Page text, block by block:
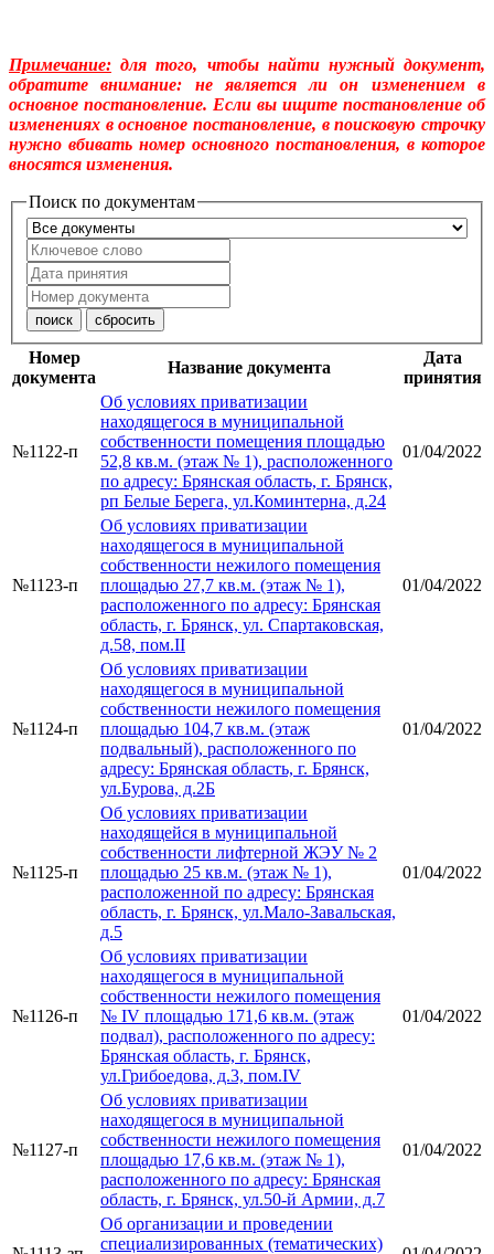
Примечание: для того, чтобы найти нужный документ,
обратите внимание: не является ли он изменением в
основное постановление. Если вы ищите постановление об
изменениях в основное постановление, в поисковую строчку
нужно вбивать номер основного постановления, в которое
вносятся изменения.
Поиск по документам
Номер
документа
Название документа
Дата
принятия
№1122-п
Об условиях приватизации
находящегося в муниципальной
собственности помещения площадью
52,8 кв.м. (этаж № 1), расположенного
по адресу: Брянская область, г. Брянск,
рп Белые Берега, ул.Коминтерна, д.24
01/04/2022
№1123-п
Об условиях приватизации
находящегося в муниципальной
собственности нежилого помещения
площадью 27,7 кв.м. (этаж № 1),
расположенного по адресу: Брянская
область, г. Брянск, ул. Спартаковская,
д.58, пом.II
01/04/2022
№1124-п
Об условиях приватизации
находящегося в муниципальной
собственности нежилого помещения
площадью 104,7 кв.м. (этаж
подвальный), расположенного по
адресу: Брянская область, г. Брянск,
ул.Бурова, д.2Б
01/04/2022
№1125-п
Об условиях приватизации
находящейся в муниципальной
собственности лифтерной ЖЭУ № 2
площадью 25 кв.м. (этаж № 1),
расположенной по адресу: Брянская
область, г. Брянск, ул.Мало-Завальская,
д.5
01/04/2022
№1126-п
Об условиях приватизации
находящегося в муниципальной
собственности нежилого помещения
№ IV площадью 171,6 кв.м. (этаж
подвал), расположенного по адресу:
Брянская область, г. Брянск,
ул.Грибоедова, д.3, пом.IV
01/04/2022
№1127-п
Об условиях приватизации
находящегося в муниципальной
собственности нежилого помещения
площадью 17,6 кв.м. (этаж № 1),
расположенного по адресу: Брянская
область, г. Брянск, ул.50-й Армии, д.7
01/04/2022
Об организации и проведении
специализированных (тематических)